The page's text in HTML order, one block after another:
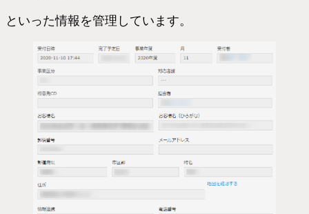
といった情報を管理しています。